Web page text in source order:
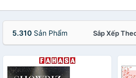
5.310 Sản Phẩm Sắp Xếp